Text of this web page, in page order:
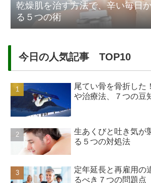
乾燥肌を治す方法で、辛い毎日
る５つの術
今日の人気記事 TOP10
尾てい骨を骨折した
や治療法、７つの豆
生あくびと吐き気が
る５つの対処法
定年延長と再雇用の
るべき７つの問題点